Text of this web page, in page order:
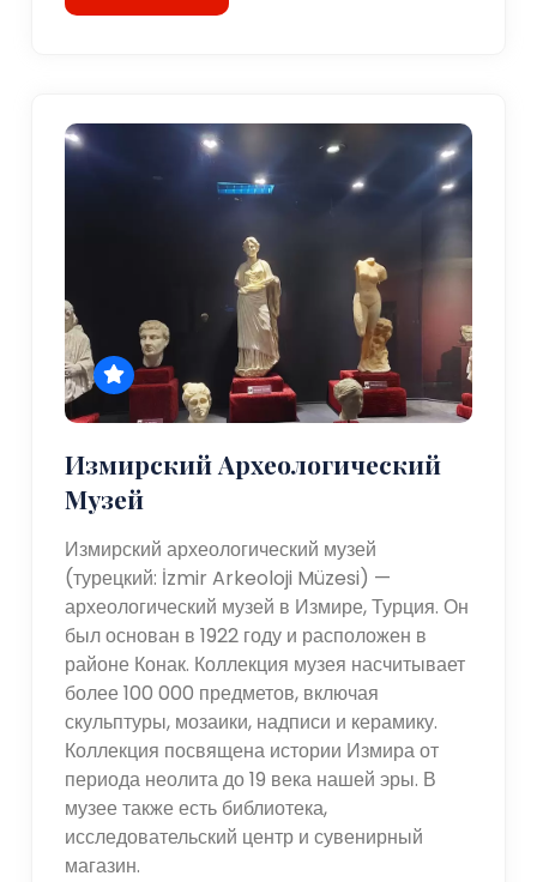
Измирский Археологический
Музей
Измирский археологический музей
(турецкий: İzmir Arkeoloji Müzesi) —
археологический музей в Измире, Турция. Он
был основан в 1922 году и расположен в
районе Конак. Коллекция музея насчитывает
более 100 000 предметов, включая
скульптуры, мозаики, надписи и керамику.
Коллекция посвящена истории Измира от
периода неолита до 19 века нашей эры. В
музее также есть библиотека,
исследовательский центр и сувенирный
магазин.